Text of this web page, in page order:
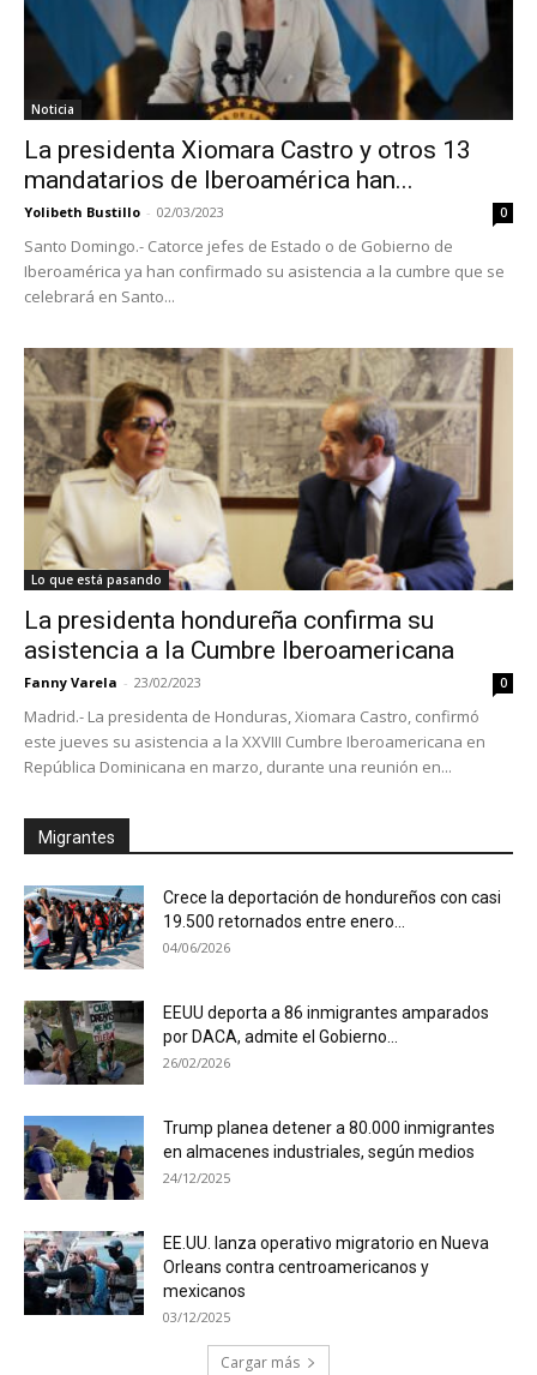
Noticia
La presidenta Xiomara Castro y otros 13
mandatarios de Iberoamérica han...
Yolibeth Bustillo - 02/03/2023 0
Santo Domingo.- Catorce jefes de Estado o de Gobierno de
Iberoamérica ya han confirmado su asistencia a la cumbre que se
celebrará en Santo...
Lo que está pasando
La presidenta hondureña confirma su
asistencia a la Cumbre Iberoamericana
Fanny Varela - 23/02/2023 0
Madrid.- La presidenta de Honduras, Xiomara Castro, confirmó
este jueves su asistencia a la XXVIII Cumbre Iberoamericana en
República Dominicana en marzo, durante una reunión en...
Migrantes
Crece la deportación de hondureños con casi
19.500 retornados entre enero...
04/06/2026
EEUU deporta a 86 inmigrantes amparados
por DACA, admite el Gobierno...
26/02/2026
Trump planea detener a 80.000 inmigrantes
en almacenes industriales, según medios
24/12/2025
EE.UU. lanza operativo migratorio en Nueva
Orleans contra centroamericanos y
mexicanos
03/12/2025
Cargar más